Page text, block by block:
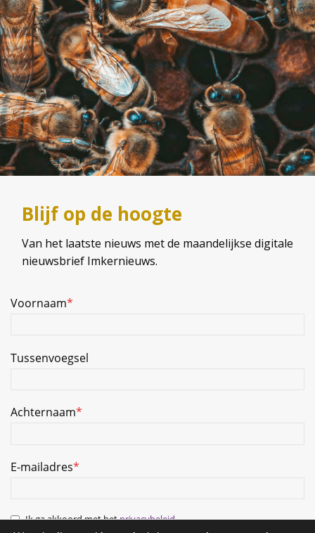
Blijf op de hoogte
Van het laatste nieuws met de maandelijkse digitale
nieuwsbrief Imkernieuws.